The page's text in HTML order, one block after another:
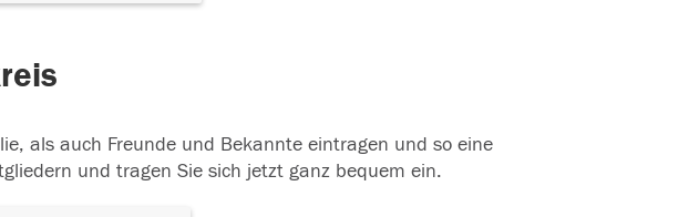
als auch Freunde und Bekannte eintragen und so eine
und tragen Sie sich jetzt ganz bequem ein.